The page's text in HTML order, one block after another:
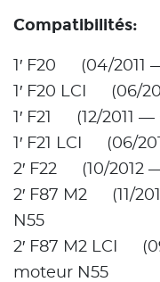
Compatibilités:
1′ F20 (04/2011
1′ F20 LCI (06/
1′ F21 (12/2011 —
1′ F21 LCI (06/
2′ F22 (10/2012
2′ F87 M2 (11/
N55
2′ F87 M2 LCI
moteur N55